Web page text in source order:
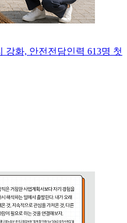
강화, 안전전담인력 613명 첫